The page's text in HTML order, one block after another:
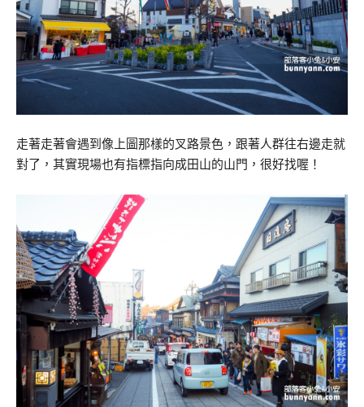
走著走著會遇到像上圖那樣的叉路景色，跟著人群往右邊走就
對了，其實現場也有指標指向成田山的山門，很好找喔！